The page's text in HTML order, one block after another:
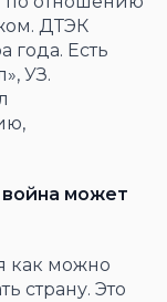
ДТЭК
года. Есть
УЗ.
может
как можно
страну. Это